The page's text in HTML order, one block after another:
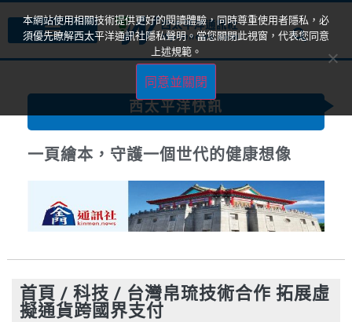
西太平洋快訊
一頁繪本，守護一個世代的健康想像
首頁 / 科技 / 台灣帛琉技術合作 拓展虛
擬通貨跨國界支付
本網站使用相關技術提供更好的閱讀體驗，同時尊重使用者隱私，必
須優先瞭解西太平洋通訊社隱私聲明。當您關閉此視窗，代表您同意
上述規範。
同意並關閉